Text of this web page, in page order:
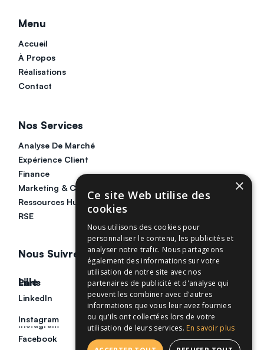
Menu
Accueil
À Propos
Réalisations
Contact
Lille
LinkedIn
Instagram
Facebook
Nous Suivre
Paris
LinkedIn
Instagram
Nos Services
Analyse De Marché
Expérience Client
Finance
Marketing & Communication
Ressources Humaines
RSE
×
Ce site Web utilise des
cookies
Nous utilisons des cookies pour
personnaliser le contenu, les publicités et
analyser notre trafic. Nous partageons
également des informations sur votre
utilisation de notre site avec nos
partenaires de publicité et d'analyse qui
peuvent les combiner avec d'autres
informations que vous leur avez fournies
ou qu'ils ont collectées lors de votre
utilisation de leurs services. En savoir plus